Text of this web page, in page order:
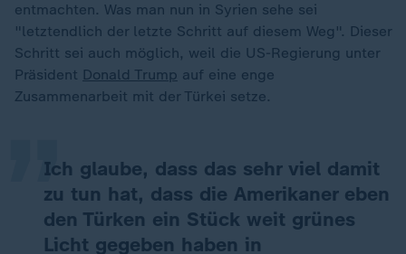
entmachten. Was man nun in Syrien sehe sei
"letztendlich der letzte Schritt auf diesem Weg". Dieser
Schritt sei auch möglich, weil die US-Regierung unter
Präsident Donald Trump auf eine enge
Zusammenarbeit mit der Türkei setze.
Ich glaube, dass das sehr viel damit
zu tun hat, dass die Amerikaner eben
den Türken ein Stück weit grünes
Licht gegeben haben in
„